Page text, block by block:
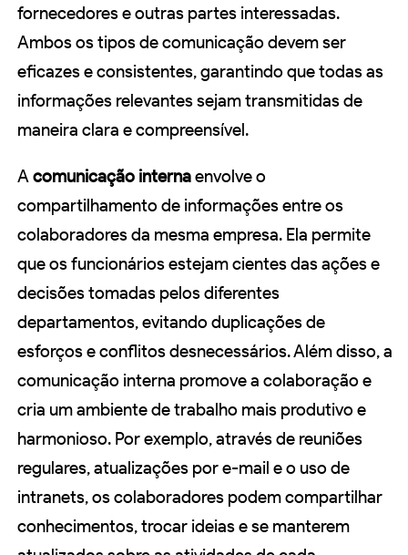
fornecedores e outras partes interessadas.
Ambos os tipos de comunicação devem ser
eficazes e consistentes, garantindo que todas as
informações relevantes sejam transmitidas de
maneira clara e compreensível.
Acomunicação internaenvolve o
compartilhamento de informações entre os
colaboradores da mesma empresa. Ela permite
que os funcionários estejam cientes das ações e
decisões tomadas pelos diferentes
departamentos, evitando duplicações de
esforços e conflitos desnecessários. Além disso, a
comunicação interna promove a colaboração e
cria um ambiente de trabalho mais produtivo e
harmonioso. Por exemplo, através de reuniões
regulares, atualizações por e-mail e o uso de
intranets, os colaboradores podem compartilhar
conhecimentos, trocar ideias e se manterem